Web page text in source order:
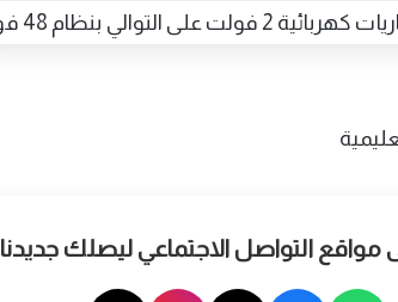
مواقع التواصل الاجتماعي ليصلك جديدنا